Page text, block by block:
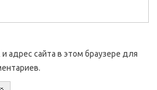
адрес сайта в этом браузере для